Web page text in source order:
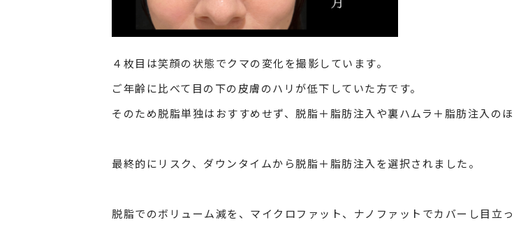
４枚目は笑顔の状態でクマの変化を撮影しています。
ご年齢に比べて目の下の皮膚のハリが低下していた方です。
そのため脱脂単独はおすすめせず、脱脂＋脂肪注入や裏ハムラ＋脂肪注入の
最終的にリスク、ダウンタイムから脱脂＋脂肪注入を選択されました。
脱脂でのボリューム減を、マイクロファット、ナノファットでカバーし目立